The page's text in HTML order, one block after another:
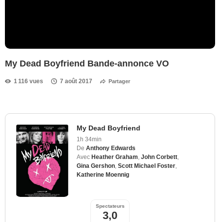
My Dead Boyfriend Bande-annonce VO
1 116 vues 7 août 2017 Partager
My Dead Boyfriend
1h 34min
De Anthony Edwards
Avec Heather Graham John Corbett
Gina Gershon Scott Michael Foster
Katherine Moennig
Spectateurs
3,0